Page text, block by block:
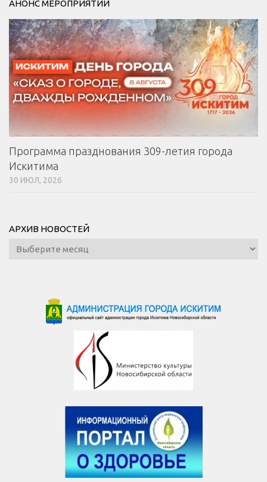
АНОНС МЕРОПРИЯТИЙ
Программа празднования 309-летия города
Искитима
30 ИЮЛ, 2026
АРХИВ НОВОСТЕЙ
Архив
новостей